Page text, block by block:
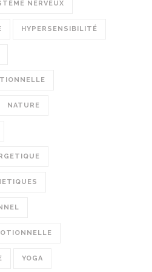
NERVEUX
HYPERSENSIBILITÉ
NATURE
YOGA